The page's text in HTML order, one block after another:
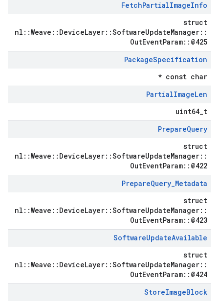
FetchPartialImageInfo
struct
nl::Weave::DeviceLayer::SoftwareUpdateManager::
OutEventParam::@425
PackageSpecification
const char *
PartialImageLen
uint64_t
PrepareQuery
struct
nl::Weave::DeviceLayer::SoftwareUpdateManager::
OutEventParam::@422
PrepareQuery_Metadata
struct
nl::Weave::DeviceLayer::SoftwareUpdateManager::
OutEventParam::@423
SoftwareUpdateAvailable
struct
nl::Weave::DeviceLayer::SoftwareUpdateManager::
OutEventParam::@424
StoreImageBlock